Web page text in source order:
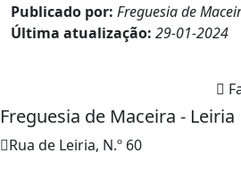
Publicado por: Freguesia de
Última atualização: 29-01-2024
Freguesia de Maceira - Leiria
Rua de Leiria, N.º 60